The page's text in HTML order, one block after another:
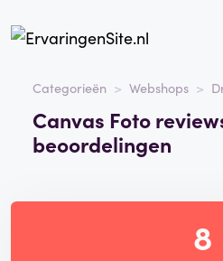
Categorieën Webshops
Canvas Foto
beoordelingen
8